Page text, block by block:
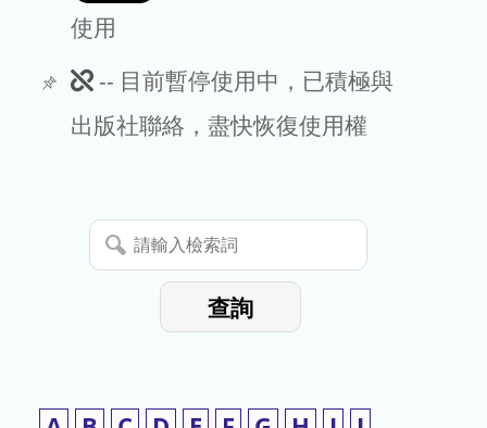
使用
此
期
暫
停
-- 目前暫停使用中，已積極與
出版社聯絡，盡快恢復使用權
請
輸
查詢